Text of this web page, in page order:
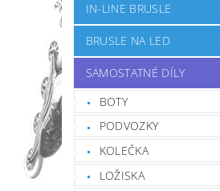
IN-LINE BRUSLE
BRUSLE NA LED
SAMOSTATNÉ DÍLY
BOTY
PODVOZKY
KOLEČKA
LOŽISKA